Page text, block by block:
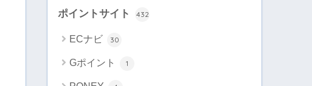
ポイントサイト 432
ECナビ 30
Gポイント 1